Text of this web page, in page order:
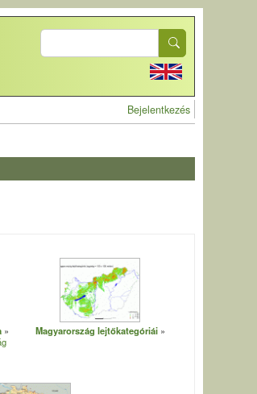
Search
User account
Bejelentkezés
Magyarország lejtőkategóriái